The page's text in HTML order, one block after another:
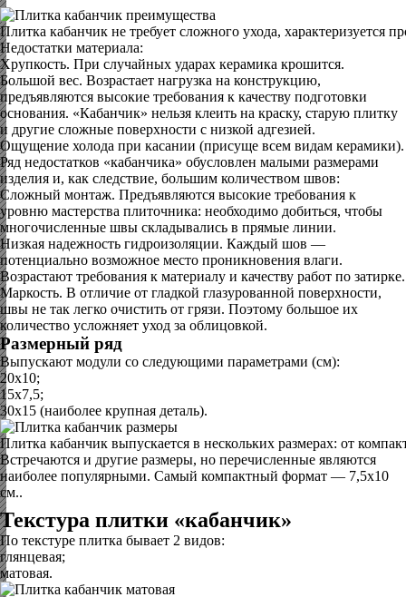
Плитка кабанчик не требует сложного ухода, характеризуется
Недостатки материала:
Хрупкость. При случайных ударах керамика крошится.
Большой вес. Возрастает нагрузка на конструкцию,
предъявляются высокие требования к качеству подготовки
основания. «Кабанчик» нельзя клеить на краску, старую плитку
и другие сложные поверхности с низкой адгезией.
Ощущение холода при касании (присуще всем видам керамики).
Ряд недостатков «кабанчика» обусловлен малыми размерами
изделия и, как следствие, большим количеством швов:
Сложный монтаж. Предъявляются высокие требования к
уровню мастерства плиточника: необходимо добиться, чтобы
многочисленные швы складывались в прямые линии.
Низкая надежность гидроизоляции. Каждый шов —
потенциально возможное место проникновения влаги.
Возрастают требования к материалу и качеству работ по затирке.
Маркость. В отличие от гладкой глазурованной поверхности,
швы не так легко очистить от грязи. Поэтому большое их
количество усложняет уход за облицовкой.
Размерный ряд
Выпускают модули со следующими параметрами (см):
20х10;
15х7,5;
30х15 (наиболее крупная деталь).
Плитка кабанчик выпускается в нескольких размерах: от
Встречаются и другие размеры, но перечисленные являются
наиболее популярными. Самый компактный формат — 7,5х10
см..
Текстура плитки «кабанчик»
По текстуре плитка бывает 2 видов:
глянцевая;
матовая.